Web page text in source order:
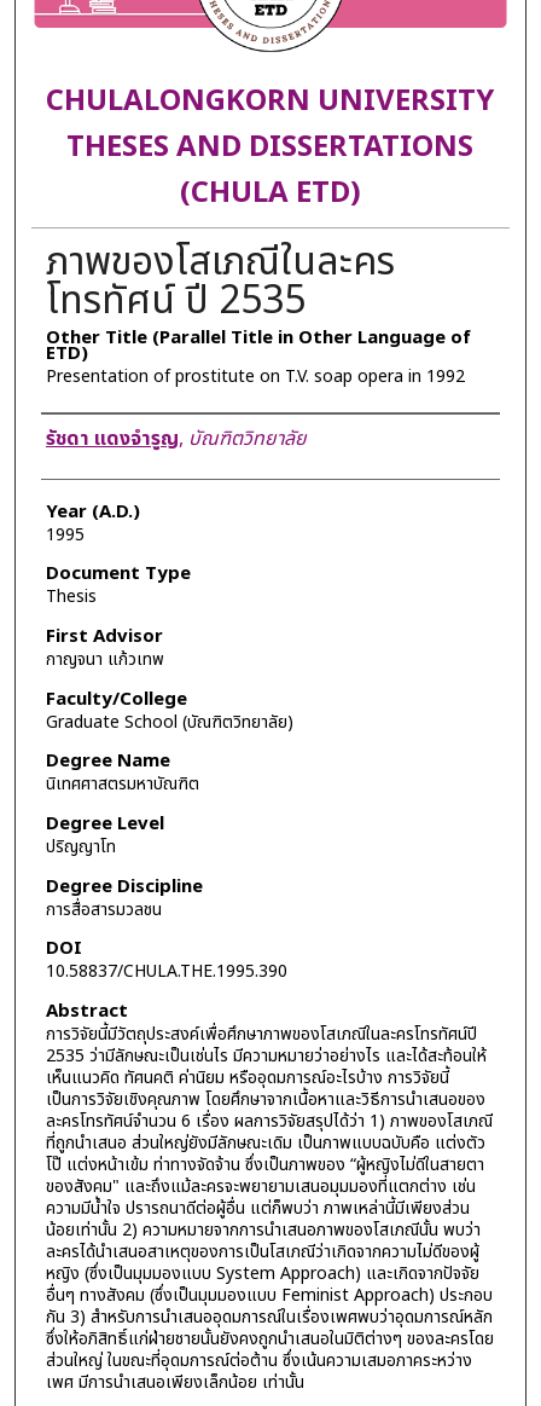
CHULALONGKORN UNIVERSITY
THESES AND DISSERTATIONS
(CHULA ETD)
ภาพของโสเภณีในละคร
โทรทัศน์ ปี 2535
Other Title (Parallel Title in Other Language of
ETD)
Presentation of prostitute on T.V. soap opera in 1992
Author
รัชดา แดงจำรูญ, บัณฑิตวิทยาลัย
Year (A.D.)
1995
Document Type
Thesis
First Advisor
กาญจนา แก้วเทพ
Faculty/College
Graduate School (บัณฑิตวิทยาลัย)
Degree Name
นิเทศศาสตรมหาบัณฑิต
Degree Level
ปริญญาโท
Degree Discipline
การสื่อสารมวลชน
DOI
10.58837/CHULA.THE.1995.390
Abstract
การวิจัยนี้มีวัตถุประสงค์เพื่อศึกษาภาพของโสเภณีในละครโทรทัศน์ปี
2535 ว่ามีลักษณะเป็นเช่นไร มีความหมายว่าอย่างไร และได้สะท้อนให้
เห็นแนวคิด ทัศนคติ ค่านิยม หรืออุดมการณ์อะไรบ้าง การวิจัยนี้
เป็นการวิจัยเชิงคุณภาพ โดยศึกษาจากเนื้อหาและวิธีการนำเสนอของ
ละครโทรทัศน์จำนวน 6 เรื่อง ผลการวิจัยสรุปได้ว่า 1) ภาพของโสเภณี
ที่ถูกนำเสนอ ส่วนใหญ่ยังมีลักษณะเดิม เป็นภาพแบบฉบับคือ แต่งตัว
โป๊ แต่งหน้าเข้ม ท่าทางจัดจ้าน ซึ่งเป็นภาพของ “ผู้หญิงไม่ดีในสายตา
ของสังคม" และถึงแม้ละครจะพยายามเสนอมุมมองที่แตกต่าง เช่น
ความมีน้ำใจ ปรารถนาดีต่อผู้อื่น แต่ก็พบว่า ภาพเหล่านี้มีเพียงส่วน
น้อยเท่านั้น 2) ความหมายจากการนำเสนอภาพของโสเภณีนั้น พบว่า
ละครได้นำเสนอสาเหตุของการเป็นโสเภณีว่าเกิดจากความไม่ดีของผู้
หญิง (ซึ่งเป็นมุมมองแบบ System Approach) และเกิดจากปัจจัย
อื่นๆ ทางสังคม (ซึ่งเป็นมุมมองแบบ Feminist Approach) ประกอบ
กัน 3) สำหรับการนำเสนออุดมการณ์ในเรื่องเพศพบว่าอุดมการณ์หลัก
ซึ่งให้อภิสิทธิ์แก่ฝ่ายชายนั้นยังคงถูกนำเสนอในมิติต่างๆ ของละครโดย
ส่วนใหญ่ ในขณะที่อุดมการณ์ต่อต้าน ซึ่งเน้นความเสมอภาคระหว่าง
เพศ มีการนำเสนอเพียงเล็กน้อย เท่านั้น